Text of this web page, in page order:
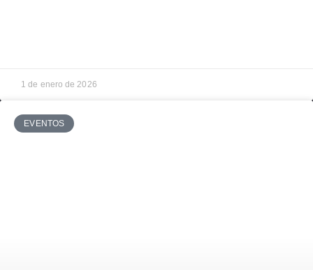
1 de enero de 2026
EVENTOS